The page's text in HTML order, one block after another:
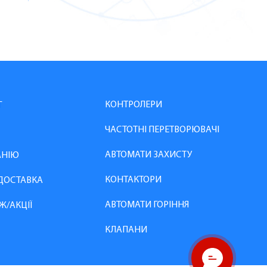
АКЦІЇ
КОНТРОЛЕРИ
ЧАСТОТНІ ПЕРЕТВОРЮВАЧІ
АВТОМАТИ ЗАХИСТУ
КОНТАКТОРИ
АВТОМАТИ ГОРІННЯ
КЛАПАНИ